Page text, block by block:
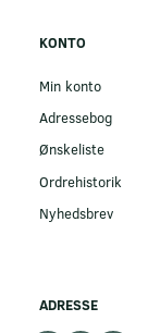
KONTO
Min konto
Adressebog
Ønskeliste
Ordrehistorik
Nyhedsbrev
ADRESSE